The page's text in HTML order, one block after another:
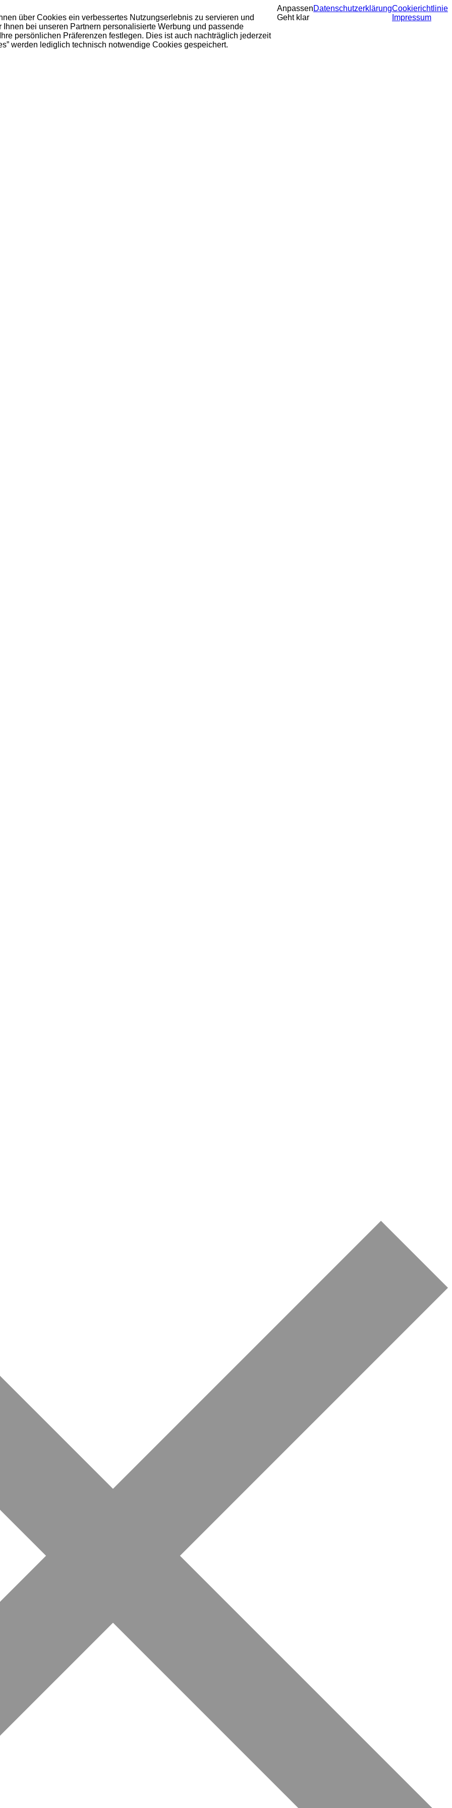
über Cookies ein verbessertes Nutzungserlebnis zu servieren und
bei unseren Partnern personalisierte Werbung und passende
persönlichen Präferenzen festlegen. Dies ist auch nachträglich jederzeit
werden lediglich technisch notwendige Cookies gespeichert.
Anpassen
Geht klar
DatenschutzerklärungCookierichtlinie
Impressum